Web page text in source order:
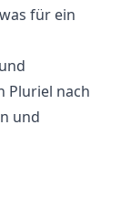
für ein
Pluriel nach
und